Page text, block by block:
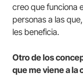
creo que funciona
personas a las
les beneficia.
Otro de los
que me viene a la